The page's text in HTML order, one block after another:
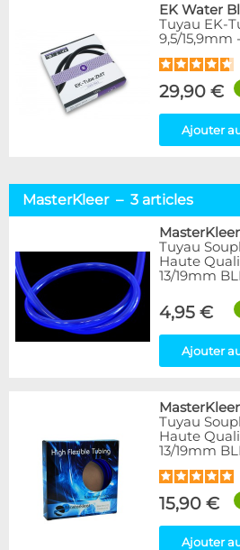
EK Water
Tuyau EK-
9,5/15,9mm
29,90 €
Ajouter
MasterKleer – 3 articles
MasterKleer
Tuyau
Haute
13/19mm
4,95 €
Ajouter
MasterKleer
Tuyau
Haute
13/19mm
15,90 €
Ajouter